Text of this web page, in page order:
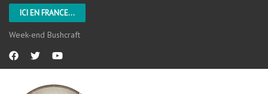
ICI EN FRANCE...
Week-end Bushcraft